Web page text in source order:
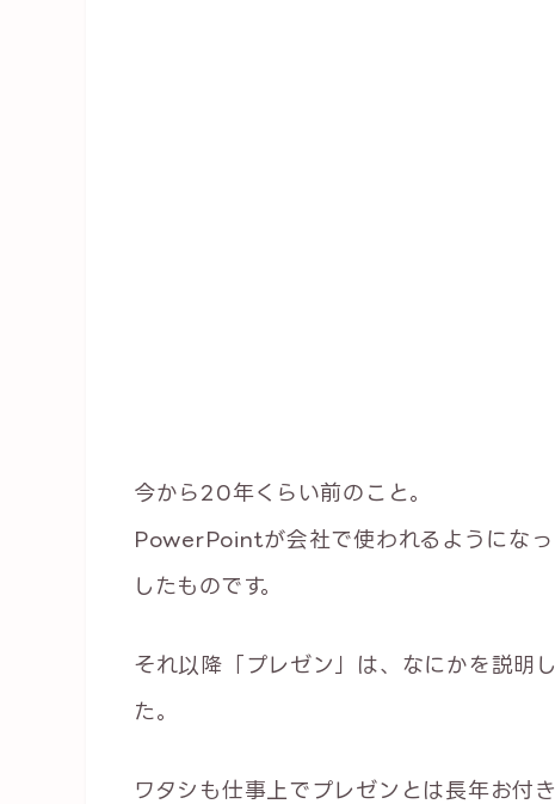
今から20年くらい前のこと。
PowerPointが会社で使われるようにな
したものです。
それ以降「プレゼン」は、なにかを説明
た。
ワタシも仕事上でプレゼンとは長年お付